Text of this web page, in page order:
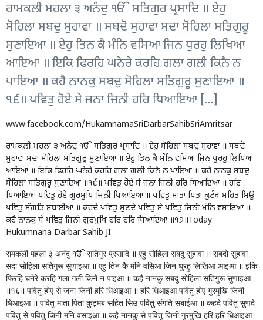
ਰਾਮਕਲੀ ਮਹਲਾ ੩ ਅਨੰਦੁ ੴ ਸਤਿਗੁਰ ਪ੍ਰਸਾਦਿ ॥ ਏਹੁ
ਸੋਹਿਲਾ ਸਬਦੁ ਸੁਹਾਵਾ ॥ ਸਬਦੋ ਸੁਹਾਵਾ ਸਦਾ ਸੋਹਿਲਾ ਸਤਿਗੁਰੂ
ਸੁਣਾਇਆ ॥ ਏਹੁ ਤਿਨ ਕੈ ਮੰਨਿ ਵਸਿਆ ਜਿਨ ਧੁਰਹੁ ਲਿਖਿਆ
ਆਇਆ ॥ ਇਕਿ ਫਿਰਹਿ ਘਨੇਰੇ ਕਰਹਿ ਗਲਾ ਗਲੀ ਕਿਨੈ ਨ
ਪਾਇਆ ॥ ਕਹੈ ਨਾਨਕੁ ਸਬਦੁ ਸੋਹਿਲਾ ਸਤਿਗੁਰੂ ਸੁਣਾਇਆ ॥
੧੬॥ ਪਵਿਤੁ ਹੋਏ ਸੇ ਜਨਾ ਜਿਨੀ ਹਰਿ ਧਿਆਇਆ […]
www.facebook.com/HukamnamaSriDarbarSahibSriAmritsar
ਰਾਮਕਲੀ ਮਹਲਾ ੩ ਅਨੰਦੁ ੴ ਸਤਿਗੁਰ ਪ੍ਰਸਾਦਿ ॥ ਏਹੁ ਸੋਹਿਲਾ ਸਬਦੁ ਸੁਹਾਵਾ ॥ ਸਬਦੋ
ਸੁਹਾਵਾ ਸਦਾ ਸੋਹਿਲਾ ਸਤਿਗੁਰੂ ਸੁਣਾਇਆ ॥ ਏਹੁ ਤਿਨ ਕੈ ਮੰਨਿ ਵਸਿਆ ਜਿਨ ਧੁਰਹੁ ਲਿਖਿਆ
ਆਇਆ ॥ ਇਕਿ ਫਿਰਹਿ ਘਨੇਰੇ ਕਰਹਿ ਗਲਾ ਗਲੀ ਕਿਨੈ ਨ ਪਾਇਆ ॥ ਕਹੈ ਨਾਨਕੁ ਸਬਦੁ
ਸੋਹਿਲਾ ਸਤਿਗੁਰੂ ਸੁਣਾਇਆ ॥੧੬॥ ਪਵਿਤੁ ਹੋਏ ਸੇ ਜਨਾ ਜਿਨੀ ਹਰਿ ਧਿਆਇਆ ॥ ਹਰਿ
ਧਿਆਇਆ ਪਵਿਤੁ ਹੋਏ ਗੁਰਮੁਖਿ ਜਿਨੀ ਧਿਆਇਆ ॥ ਪਵਿਤੁ ਮਾਤਾ ਪਿਤਾ ਕੁਟੰਬ ਸਹਿਤ ਸਿਉ
ਪਵਿਤੁ ਸੰਗਤਿ ਸਬਾਈਆ ॥ ਕਹਦੇ ਪਵਿਤੁ ਸੁਣਦੇ ਪਵਿਤੁ ਸੇ ਪਵਿਤੁ ਜਿਨੀ ਮੰਨਿ ਵਸਾਇਆ ॥
ਕਹੈ ਨਾਨਕੁ ਸੇ ਪਵਿਤੁ ਜਿਨੀ ਗੁਰਮੁਖਿ ਹਰਿ ਹਰਿ ਧਿਆਇਆ ॥੧੭॥Today
Hukumnana Darbar Sahib JI
रामकली महला ३ अनंदु ੴ सतिगुर प्रसादि ॥ एहु सोहिला सबदु सुहावा ॥ सबदो सुहावा
सदा सोहिला सतिगुरू सुणाइआ ॥ एहु तिन कै मंनि वसिआ जिन धुरहु लिखिआ आइआ ॥ इकि
फिरहि घनेरे करहि गला गली किनै न पाइआ ॥ कहै नानकु सबदु सोहिला सतिगुरू सुणाइआ
॥१६॥ पवितु होए से जना जिनी हरि धिआइआ ॥ हरि धिआइआ पवितु होए गुरमुखि जिनी
धिआइआ ॥ पवितु माता पिता कुट्मब सहित सिउ पवितु संगति सबाईआ ॥ कहदे पवितु सुणदे
पवितु से पवितु जिनी मंनि वसाइआ ॥ कहै नानकु से पवितु जिनी गुरमुखि हरि हरि धिआइआ